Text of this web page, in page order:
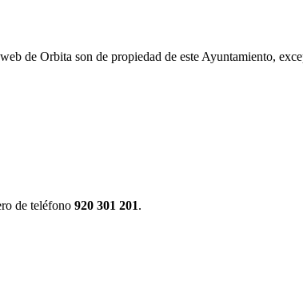
de Orbita son de propiedad de este Ayuntamiento,
de teléfono 920 301 201.